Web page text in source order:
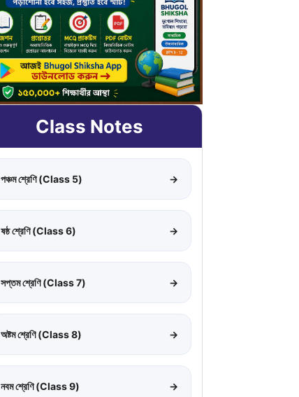
Class Notes
পঞ্চম শ্রেণি (Class 5) →
ষষ্ঠ শ্রেণি (Class 6) →
সপ্তম শ্রেণি (Class 7) →
অষ্টম শ্রেণি (Class 8) →
নবম শ্রেণি (Class 9) →